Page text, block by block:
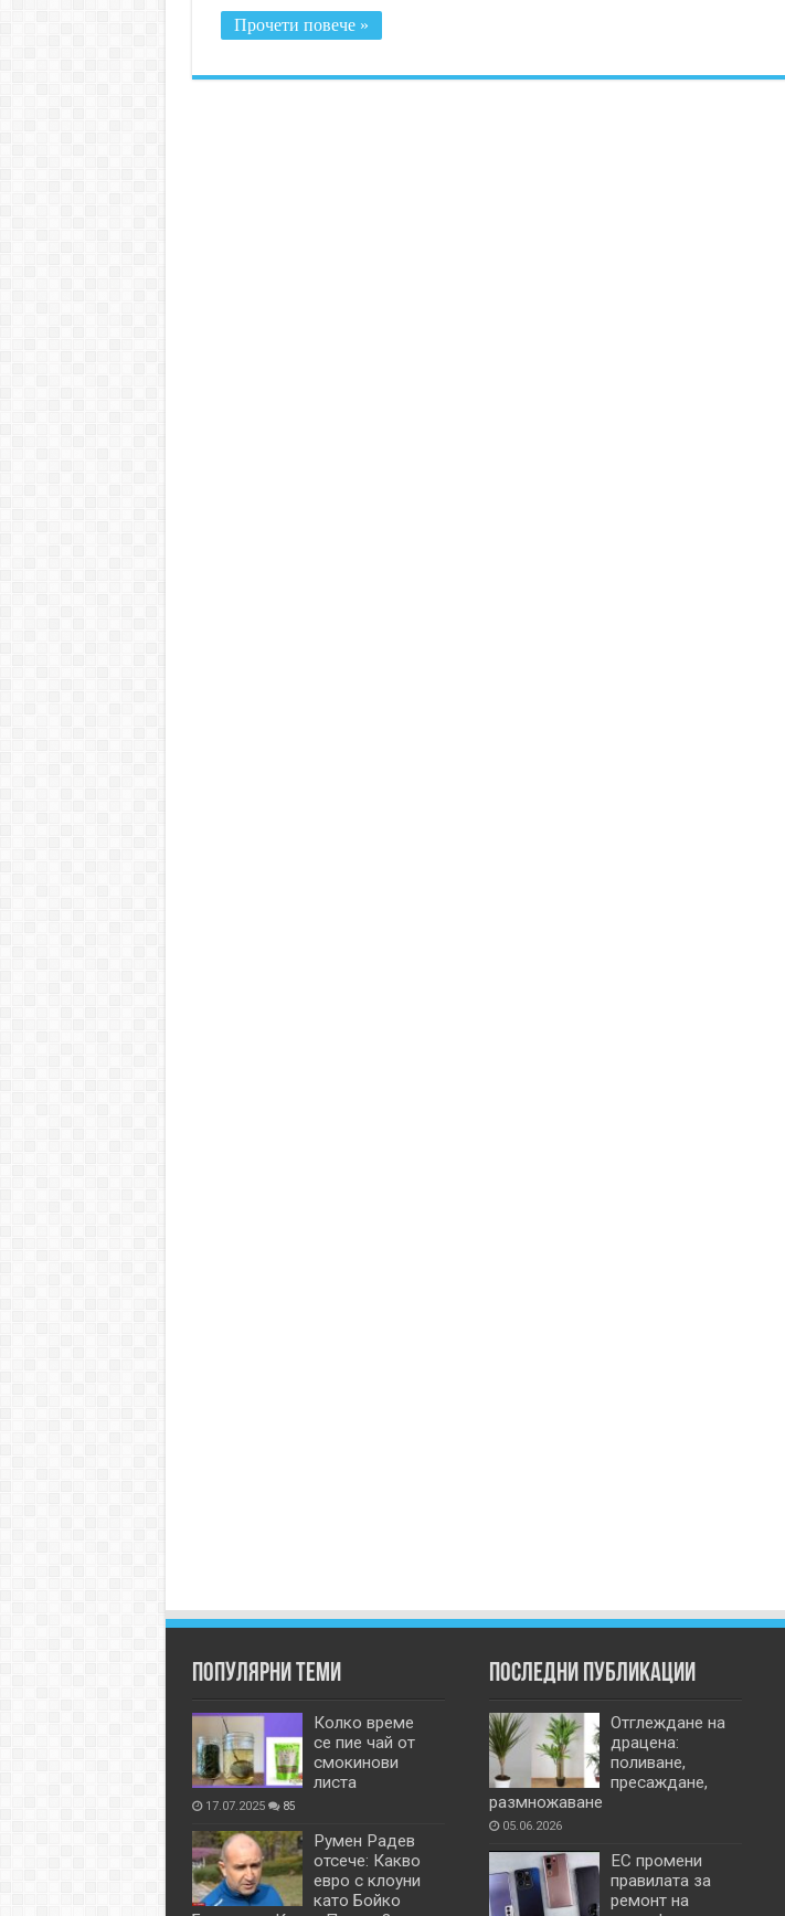
Прочети повече »
Популярни теми
Колко време
се пие чай от
смокинови
листа
17.07.2025 85
Румен Радев
отсече: Какво
евро с клоуни
като Бойко
Последни публикации
Отглеждане на
драцена:
поливане,
пресаждане,
размножаване
05.06.2026
ЕС промени
правилата за
ремонт на